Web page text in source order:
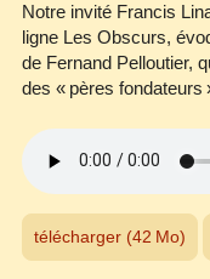
Notre invité Francis
ligne Les Obscurs,
de Fernand Pelloutier,
des « pères
télécharger (42 Mo)